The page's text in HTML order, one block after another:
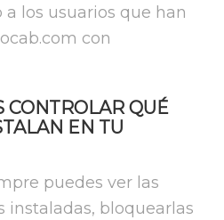
a los usuarios que han
con
CONTROLAR QUÉ
EN TU
puedes ver las
instaladas, bloquearlas